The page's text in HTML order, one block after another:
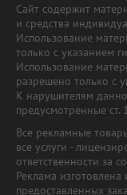
Сайт содержит
и средства
Использование
только с указанием
Использование
разрешено только с
К нарушителям
предусмотренные
Все рекламные
все услуги -
ответственности за
Реклама
предоставленных